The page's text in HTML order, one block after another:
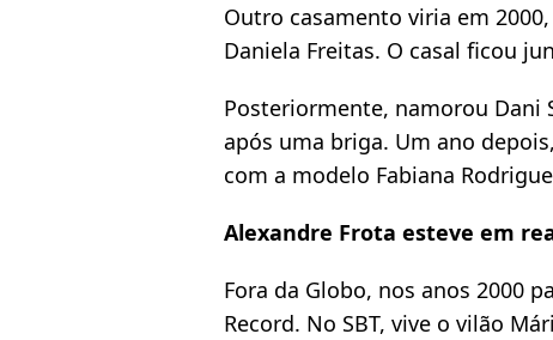
Outro casamento viria em
Daniela Freitas. O casal ficou
Posteriormente, namorou Dani
após uma briga. Um ano
com a modelo Fabiana
Alexandre Frota esteve em
Fora da Globo, nos anos 2000
Record. No SBT, vive o vilão